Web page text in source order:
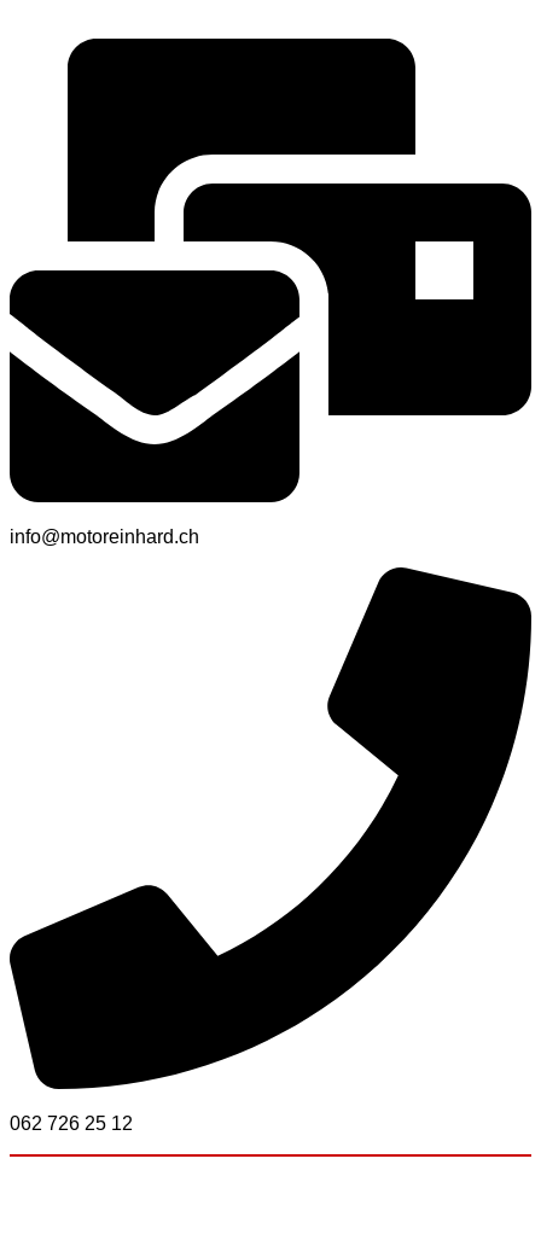
info@motoreinhard.ch
062 726 25 12